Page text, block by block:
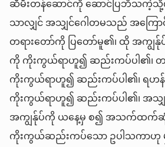
ဆီမီးတန်ဆောင်ကို ဆောင်ပြဘိသကဲ့
သာလျှင် အသျှင်ဂေါတမသည် အကြောင်
တရားတော်ကို ပြတော်မူ၏၊ ထို အကျွ
ကို ကိုးကွယ်ရာဟူ၍ ဆည်းကပ်ပါ၏၊
ကိုးကွယ်ရာဟူ၍ ဆည်းကပ်ပါ၏၊ ရ
ကိုးကွယ်ရာဟူ၍ ဆည်းကပ်ပါ၏၊ အသ
အကျွန်ုပ်ကို ယနေ့မှ စ၍ အသက်ထက်ဆုံး
ကိုးကွယ်ဆည်းကပ်သော ဥပါသကာဟု